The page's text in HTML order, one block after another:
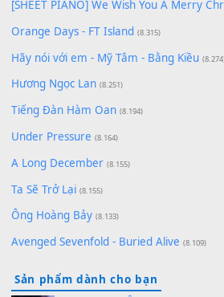
Lãng Quên Chiều Thu | Anh không
zǒu - 其实不想走
(8.929)
[SHEET] Ánh Trăng Nói Hộ Lòng Tôi
Pinyin
Bóng mây qua thềm
[SHEET PIANO] We Wish You A Merry
Orange Days - FT Island
Hãy nói với em - Mỹ Tâm - Bằng Kiều
Hương Ngọc Lan (8.251)